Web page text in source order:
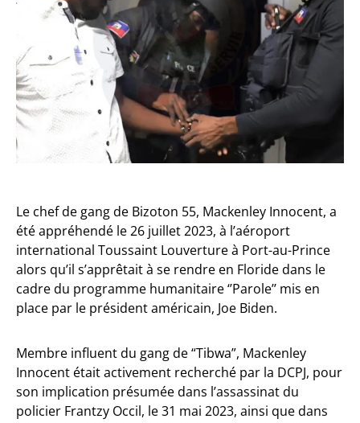
Le chef de gang de Bizoton 55, Mackenley Innocent, a
été appréhendé le 26 juillet 2023, à l’aéroport
international Toussaint Louverture à Port-au-Prince
alors qu’il s’apprêtait à se rendre en Floride dans le
cadre du programme humanitaire ‘’Parole’’ mis en
place par le président américain, Joe Biden.
Membre influent du gang de “Tibwa”, Mackenley
Innocent était activement recherché par la DCPJ, pour
son implication présumée dans l’assassinat du
policier Frantzy Occil, le 31 mai 2023, ainsi que dans